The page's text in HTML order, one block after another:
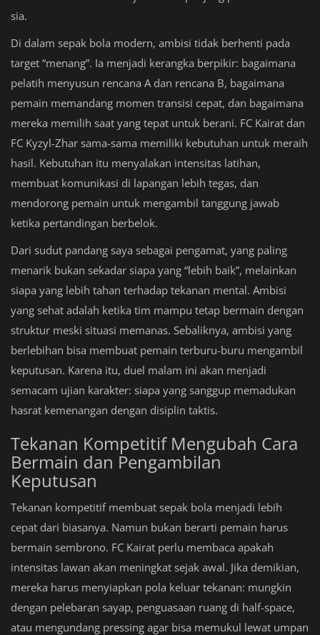
sia.
Di dalam sepak bola modern, ambisi tidak berhenti pada
target “menang”. Ia menjadi kerangka berpikir: bagaimana
pelatih menyusun rencana A dan rencana B, bagaimana
pemain memandang momen transisi cepat, dan bagaimana
mereka memilih saat yang tepat untuk berani. FC Kairat dan
FC Kyzyl-Zhar sama-sama memiliki kebutuhan untuk meraih
hasil. Kebutuhan itu menyalakan intensitas latihan,
membuat komunikasi di lapangan lebih tegas, dan
mendorong pemain untuk mengambil tanggung jawab
ketika pertandingan berbelok.
Dari sudut pandang saya sebagai pengamat, yang paling
menarik bukan sekadar siapa yang “lebih baik”, melainkan
siapa yang lebih tahan terhadap tekanan mental. Ambisi
yang sehat adalah ketika tim mampu tetap bermain dengan
struktur meski situasi memanas. Sebaliknya, ambisi yang
berlebihan bisa membuat pemain terburu-buru mengambil
keputusan. Karena itu, duel malam ini akan menjadi
semacam ujian karakter: siapa yang sanggup memadukan
hasrat kemenangan dengan disiplin taktis.
Tekanan Kompetitif Mengubah Cara
Bermain dan Pengambilan
Keputusan
Tekanan kompetitif membuat sepak bola menjadi lebih
cepat dari biasanya. Namun bukan berarti pemain harus
bermain sembrono. FC Kairat perlu membaca apakah
intensitas lawan akan meningkat sejak awal. Jika demikian,
mereka harus menyiapkan pola keluar tekanan: mungkin
dengan pelebaran sayap, penguasaan ruang di half-space,
atau mengundang pressing agar bisa memukul lewat umpan